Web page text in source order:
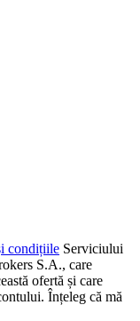
condițiile Serviciului
S.A., care
ofertă și care
Înțeleg că mă